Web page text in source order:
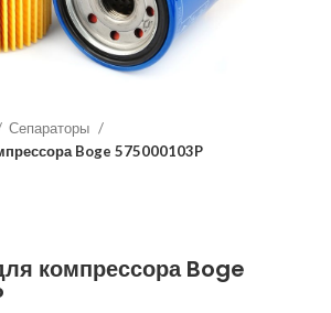
Сепараторы
Boge 575000103P
компрессора Boge